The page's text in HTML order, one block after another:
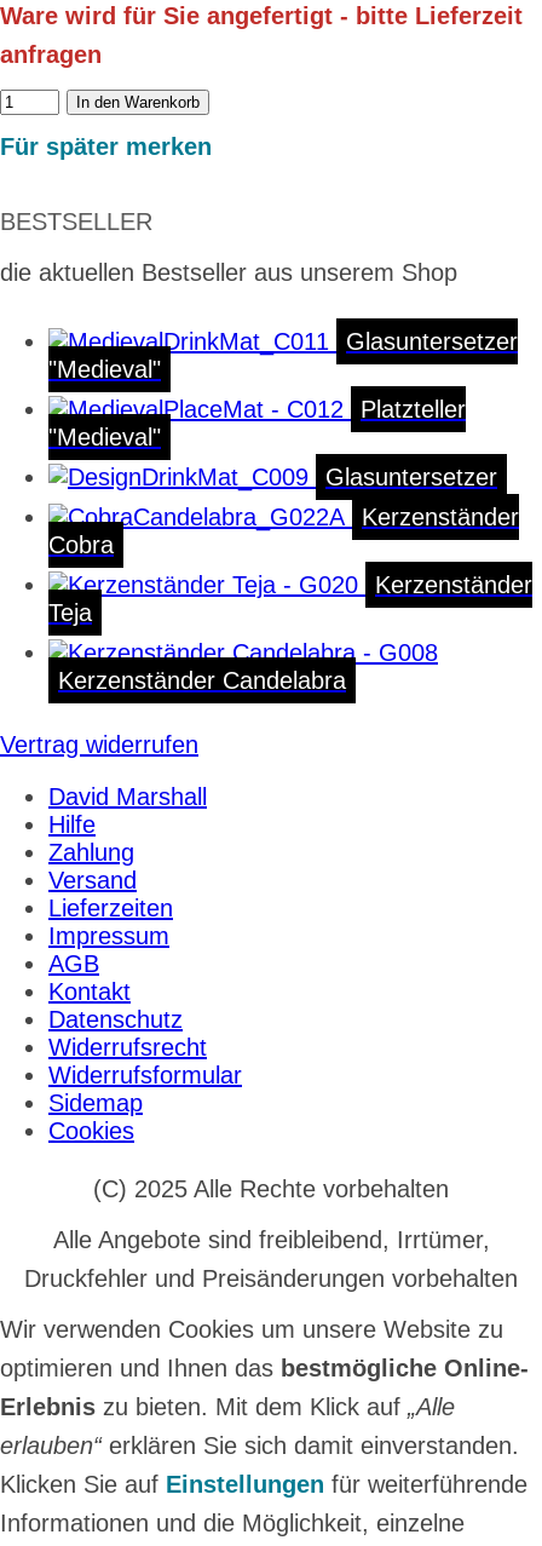
Ware wird für Sie angefertigt - bitte Lieferzeit
anfragen
In den Warenkorb
Für später merken
BESTSELLER
die aktuellen Bestseller aus unserem Shop
Glasuntersetzer
"Medieval"
Platzteller
"Medieval"
Glasuntersetzer
Kerzenständer
Cobra
Kerzenständer
Teja
Kerzenständer Candelabra
Vertrag widerrufen
David Marshall
Hilfe
Zahlung
Versand
Lieferzeiten
Impressum
AGB
Kontakt
Datenschutz
Widerrufsrecht
Widerrufsformular
Sidemap
Cookies
(C) 2025 Alle Rechte vorbehalten
Alle Angebote sind freibleibend, Irrtümer,
Druckfehler und Preisänderungen vorbehalten
Wir verwenden Cookies um unsere Website zu
optimieren und Ihnen das bestmögliche Online-
Erlebnis zu bieten. Mit dem Klick auf „Alle
erlauben“erklären Sie sich damit einverstanden.
Klicken Sie auf Einstellungen für weiterführende
Informationen und die Möglichkeit, einzelne